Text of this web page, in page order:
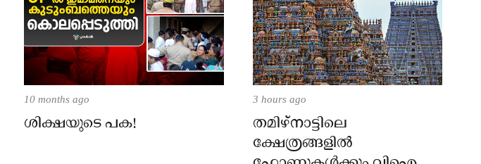
10 months ago
ശിക്ഷയുടെ പക!
3 hours ago
തമിഴ്‌നാട്ടിലെ
ക്ഷേത്രങ്ങളിൽ